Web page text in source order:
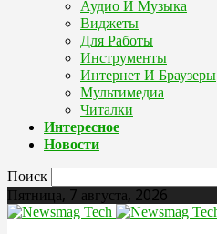
Аудио И Музыка
Виджеты
Для Работы
Инструменты
Интернет И Браузеры
Мультимедиа
Читалки
Интересное
Новости
Поиск
Пятница, 7 августа, 2026